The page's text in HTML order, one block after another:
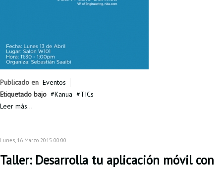
Publicado en Eventos
Etiquetado bajo
Kanua
TICs
Leer más...
Lunes, 16 Marzo 2015 00:00
Taller: Desarrolla tu aplicación móvil con